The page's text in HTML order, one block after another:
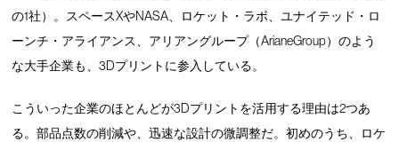
の1社）。スペースXやNASA、ロケット・ラボ、ユナイテッド・ロ
ーンチ・アライアンス、アリアングループ（ArianeGroup）のよう
な大手企業も、3Dプリントに参入している。
こういった企業のほとんどが3Dプリントを活用する理由は2つあ
る。部品点数の削減や、迅速な設計の微調整だ。初めのうち、ロケ